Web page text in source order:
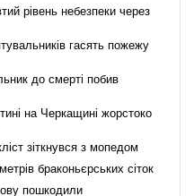
рівень небезпеки через
гасять пожежу
до смерті побив
на Черкащині жорстоко
зіткнувся з мопедом
браконьєрських сіток
пошкодили